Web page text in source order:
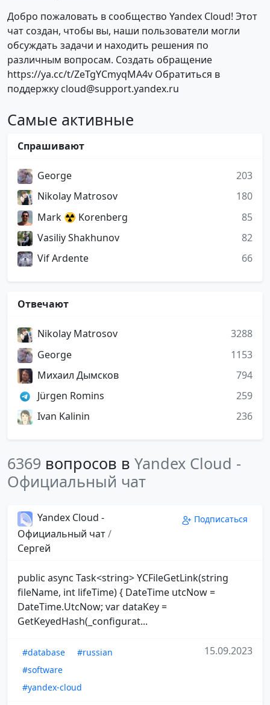
Добро пожаловать в сообщество Yandex Cloud! Этот
чат создан, чтобы вы, наши пользователи могли
обсуждать задачи и находить решения по
различным вопросам. Создать обращение
https://ya.cc/t/ZeTgYCmyqMA4v Обратиться в
поддержку cloud@support.yandex.ru
Самые активные
Спрашивают
George
203
Nikolay Matrosov
180
Mark ☢️ Korenberg
85
Vasiliy Shakhunov
82
Vif Ardente
66
Отвечают
Nikolay Matrosov
3288
George
1153
Михаил Дымсков
794
Jürgen Romins
259
Ivan Kalinin
236
6369 вопросов в Yandex Cloud -
Официальный чат
Yandex Cloud -
Официальный чат/
Сергей
Подписаться
public async Task<string> YCFileGetLink(string
fileName, int lifeTime) { DateTime utcNow =
DateTime.UtcNow; var dataKey =
GetKeyedHash(_configurat...
#database
#russian
#software
#yandex-cloud
15.09.2023